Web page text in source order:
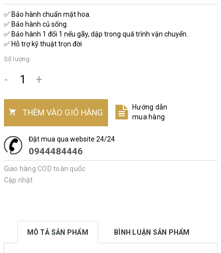
✅ Bảo hành chuẩn mặt hoa.
✅ Bảo hành củ sống.
✅ Bảo hành 1 đổi 1 nếu gãy, dập trong quá trình vận chuyển.
✅ Hỗ trợ kỹ thuật trọn đời
Số lượng:
- +
THÊM VÀO GIỎ HÀNG
Hướng dẫn
mua hàng
Đặt mua qua website 24/24
0944484446
Giao hàng COD toàn quốc
Cập nhật
MÔ TẢ SẢN PHẨM BÌNH LUẬN SẢN PHẨM